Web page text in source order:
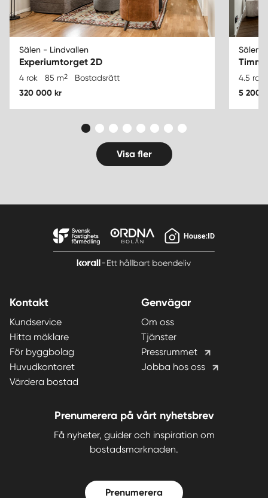
Sälen - Lindvallen
Experiumtorget 2D
4 rok 85 m2 Bostadsrätt
320 000 kr
Sälen
4.5 rok
5 200
Visa fler
Kontakt
Kundservice
Hitta mäklare
För byggbolag
Huvudkontoret
Värdera bostad
Genvägar
Om oss
Tjänster
Pressrummet
Jobba hos oss
Prenumerera på vårt nyhetsbrev
Få nyheter, guider och inspiration om
bostadsmarknaden.
Prenumerera